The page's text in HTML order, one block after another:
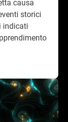
causa
storici
indicati